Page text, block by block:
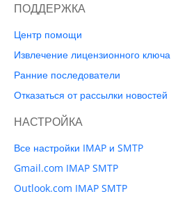
ПОДДЕРЖКА
Центр помощи
Извлечение лицензионного ключа
Ранние последователи
Отказаться от рассылки новостей
НАСТРОЙКА
Все настройки IMAP и SMTP
Gmail.com IMAP SMTP
Outlook.com IMAP SMTP